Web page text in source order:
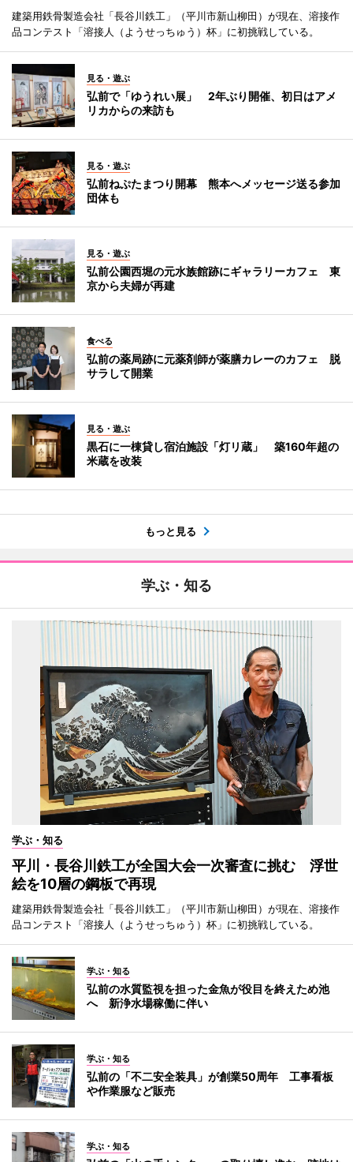
建築用鉄骨製造会社「長谷川鉄工」（平川市新山柳田）が現在、溶接作
品コンテスト「溶接人（ようせっちゅう）杯」に初挑戦している。
見る・遊ぶ
弘前で「ゆうれい展」 2年ぶり開催、初日はアメ
リカからの来訪も
見る・遊ぶ
弘前ねぷたまつり開幕 熊本へメッセージ送る参加
団体も
見る・遊ぶ
弘前公園西堀の元水族館跡にギャラリーカフェ 東
京から夫婦が再建
食べる
弘前の薬局跡に元薬剤師が薬膳カレーのカフェ 脱
サラして開業
見る・遊ぶ
黒石に一棟貸し宿泊施設「灯リ蔵」 築160年超の
米蔵を改装
もっと見る
学ぶ・知る
学ぶ・知る
平川・長谷川鉄工が全国大会一次審査に挑む 浮世
絵を10層の鋼板で再現
建築用鉄骨製造会社「長谷川鉄工」（平川市新山柳田）が現在、溶接作
品コンテスト「溶接人（ようせっちゅう）杯」に初挑戦している。
学ぶ・知る
弘前の水質監視を担った金魚が役目を終えため池
へ 新浄水場稼働に伴い
学ぶ・知る
弘前の「不二安全装具」が創業50周年 工事看板
や作業服など販売
学ぶ・知る